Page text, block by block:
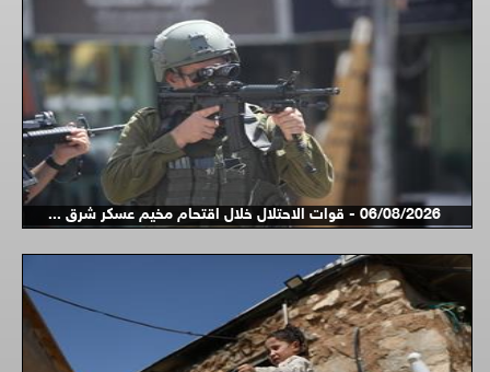
06/08/2026 - قوات الاحتلال خلال اقتحام مخيم عسكر شرق ...